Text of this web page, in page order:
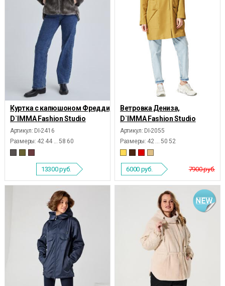
Куртка с капюшоном Фредди,
D`IMMA Fashion Studio
Артикул: DI-2416
Размеры: 42 44 ... 58 60
13300руб.
Ветровка Дениза,
D`IMMA Fashion Studio
Артикул: DI-2055
Размеры: 42 ... 50 52
7900 руб.
6000 руб.